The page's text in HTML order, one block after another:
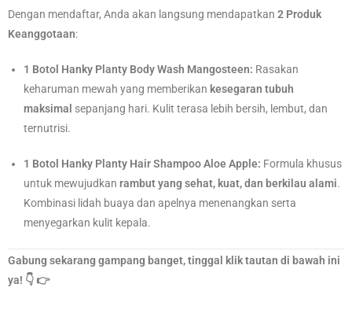
Dengan mendaftar, Anda akan langsung mendapatkan 2 Produk
Keanggotaan:
1 Botol Hanky Planty Body Wash Mangosteen: Rasakan
keharuman mewah yang memberikan kesegaran tubuh
maksimal sepanjang hari. Kulit terasa lebih bersih, lembut, dan
ternutrisi.
1 Botol Hanky Planty Hair Shampoo Aloe Apple: Formula khusus
untuk mewujudkan rambut yang sehat, kuat, dan berkilau alami.
Kombinasi lidah buaya dan apelnya menenangkan serta
menyegarkan kulit kepala.
Gabung sekarang gampang banget, tinggal klik tautan di bawah ini
ya! 👇 👉